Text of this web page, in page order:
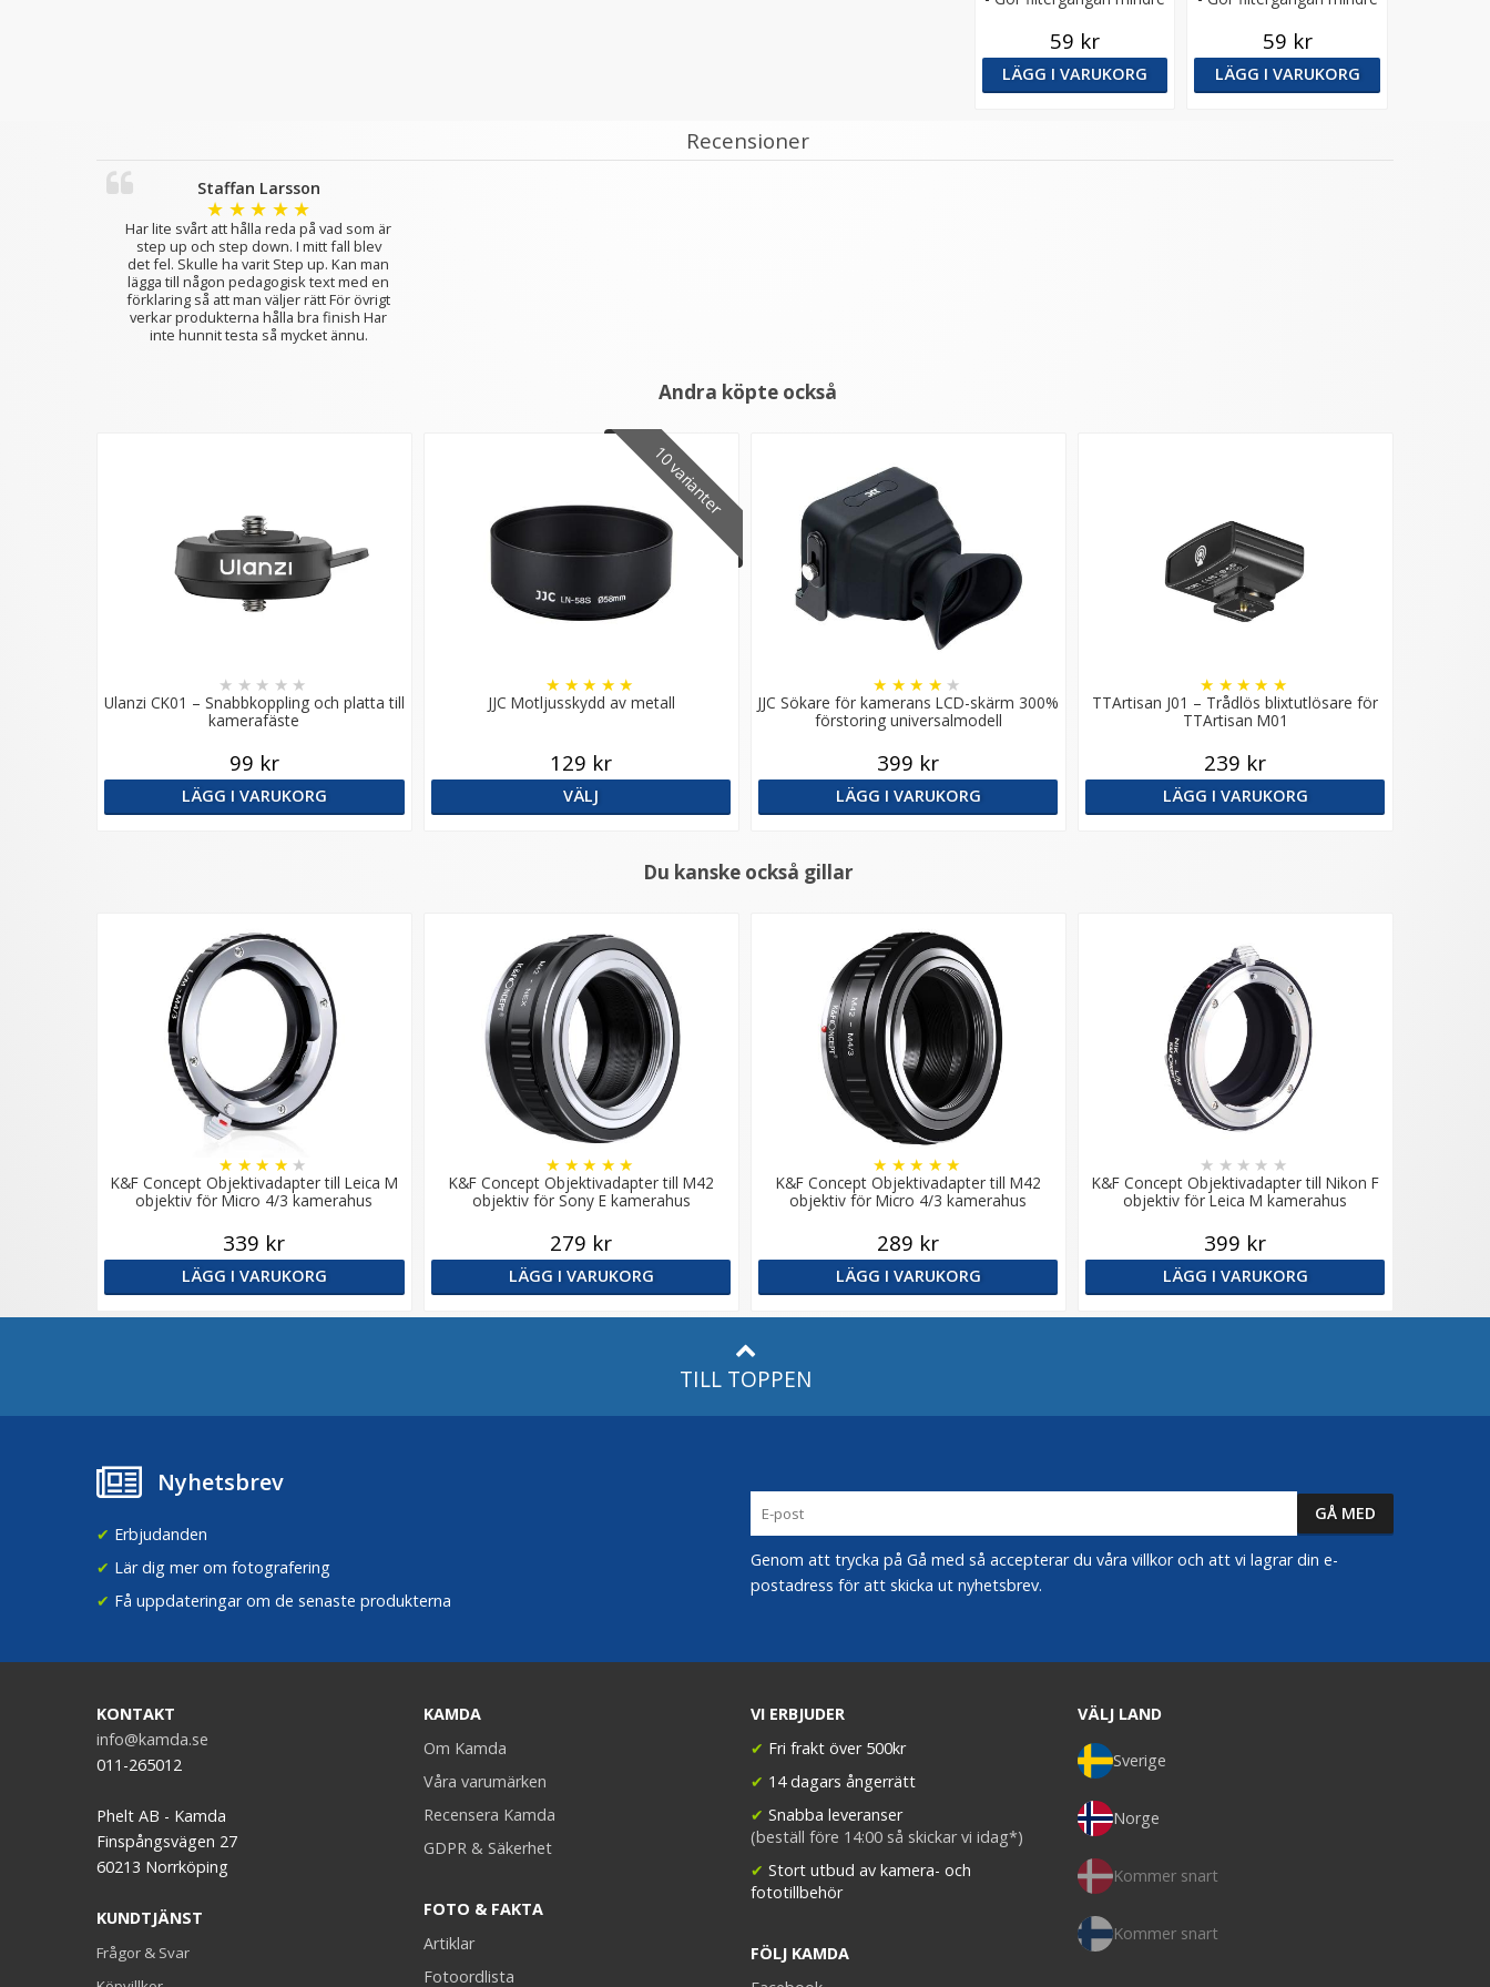
59 kr
LÄGG I VARUKORG
59 kr
LÄGG I VARUKORG
Recensioner
Staffan Larsson
★ ★ ★ ★ ★
Har lite svårt att hålla reda på vad som är
step up och step down. I mitt fall blev
det fel. Skulle ha varit Step up. Kan man
lägga till någon pedagogisk text med en
förklaring så att man väljer rätt För övrigt
verkar produkterna hålla bra finish Har
inte hunnit testa så mycket ännu.
Andra köpte också
Ulanzi CK01 – Snabbkoppling och platta till
kamerafäste
★ ★ ★ ★ ★
99 kr
LÄGG I VARUKORG
10 varianter
JJC Motljusskydd av metall
★ ★ ★ ★ ★
129 kr
VÄLJ
JJC Sökare för kamerans LCD-skärm 300%
förstoring universalmodell
★ ★ ★ ★ ★
399 kr
LÄGG I VARUKORG
TTArtisan J01 – Trådlös blixtutlösare för
TTArtisan M01
★ ★ ★ ★ ★
239 kr
LÄGG I VARUKORG
Du kanske också gillar
K&F Concept Objektivadapter till Leica M
objektiv för Micro 4/3 kamerahus
★ ★ ★ ★ ★
339 kr
LÄGG I VARUKORG
K&F Concept Objektivadapter till M42
objektiv för Sony E kamerahus
★ ★ ★ ★ ★
279 kr
LÄGG I VARUKORG
K&F Concept Objektivadapter till M42
objektiv för Micro 4/3 kamerahus
★ ★ ★ ★ ★
289 kr
LÄGG I VARUKORG
K&F Concept Objektivadapter till Nikon F
objektiv för Leica M kamerahus
★ ★ ★ ★ ★
399 kr
LÄGG I VARUKORG
TILL TOPPEN
Nyhetsbrev
✔ Erbjudanden
✔ Lär dig mer om fotografering
✔ Få uppdateringar om de senaste produkterna
Genom att trycka på Gå med så accepterar du våra villkor och att vi lagrar din e-
postadress för att skicka ut nyhetsbrev.
KONTAKT
info@kamda.se
011-265012
Phelt AB - Kamda
Finspångsvägen 27
60213 Norrköping
KUNDTJÄNST
Frågor & Svar
KAMDA
Om Kamda
Våra varumärken
Recensera Kamda
GDPR & Säkerhet
FOTO & FAKTA
Artiklar
Fotoordlista
VI ERBJUDER
✔ Fri frakt över 500kr
✔ 14 dagars ångerrätt
✔ Snabba leveranser
(beställ före 14:00 så skickar vi idag*)
✔ Stort utbud av kamera- och
fototillbehör
FÖLJ KAMDA
VÄLJ LAND
Sverige
Norge
Kommer snart
Kommer snart